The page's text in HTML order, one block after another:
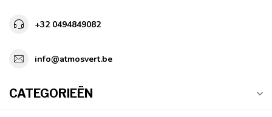
+32 0494849082
info@atmosvert.be
CATEGORIEËN